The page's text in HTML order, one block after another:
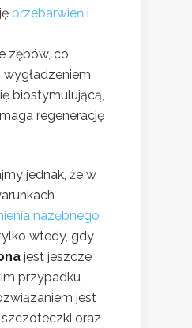
przebarwień i
zębów, co
biostymulującą,
regenerację
jednak, że w
nazębnego
wtedy, gdy
jest jeszcze
przypadku
jest
oraz